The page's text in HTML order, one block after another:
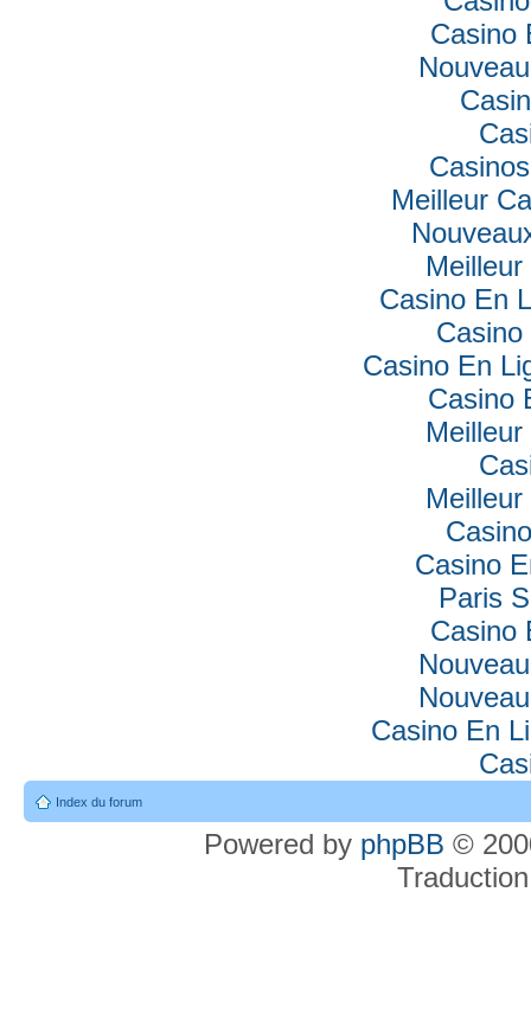
Casino
Meilleur
Casino En
Casino En
Casino
Casino
Paris
Casino
Casino En
Index du forum
Powered by phpBB ©